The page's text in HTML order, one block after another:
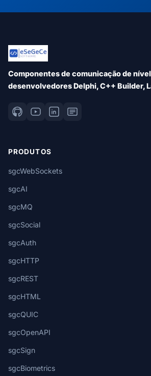
Componentes de comunicação de
desenvolvedores Delphi, C++ Builder,
PRODUTOS
sgcWebSockets
sgcAI
sgcMQ
sgcSocial
sgcAuth
sgcHTTP
sgcREST
sgcHTML
sgcQUIC
sgcOpenAPI
sgcSign
sgcBiometrics